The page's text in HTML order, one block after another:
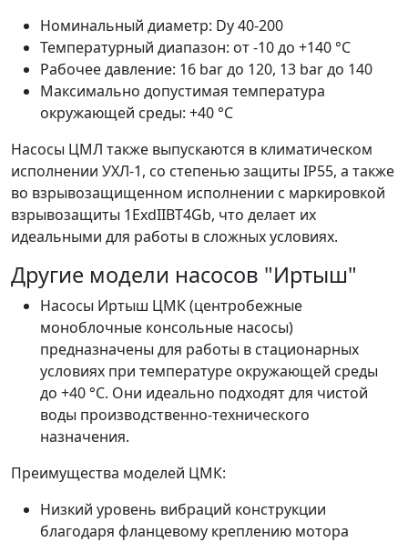
Номинальный диаметр: Dy 40-200
Температурный диапазон: от -10 до +140 °C
Рабочее давление: 16 bar до 120, 13 bar до 140
Максимально допустимая температура
окружающей среды: +40 °C
Насосы ЦМЛ также выпускаются в климатическом
исполнении УХЛ-1, со степенью защиты IP55, а также
во взрывозащищенном исполнении с маркировкой
взрывозащиты 1ExdIIBT4Gb, что делает их
идеальными для работы в сложных условиях.
Другие модели насосов "Иртыш"
Насосы Иртыш ЦМК (центробежные
моноблочные консольные насосы)
предназначены для работы в стационарных
условиях при температуре окружающей среды
до +40 °C. Они идеально подходят для чистой
воды производственно-технического
назначения.
Преимущества моделей ЦМК:
Низкий уровень вибраций конструкции
благодаря фланцевому креплению мотора